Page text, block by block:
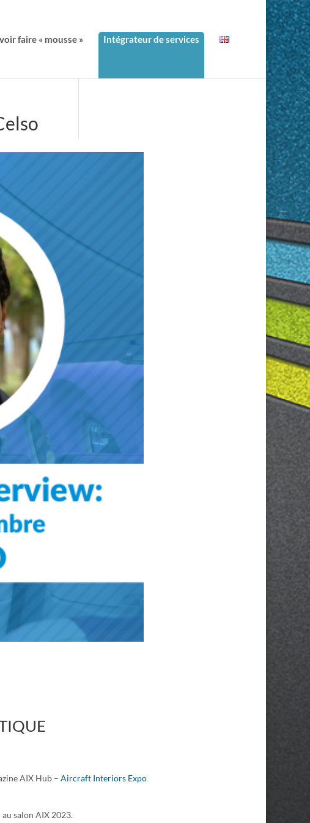
faire « mousse » Intégrateur de services
AIX Hub – Aircraft Interiors Expo
salon AIX 2023.